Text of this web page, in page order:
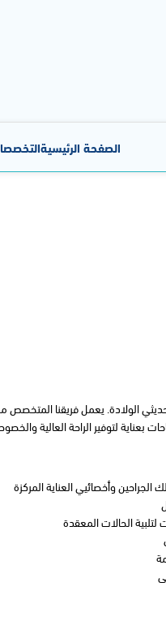
الصفحة الرئيسية
الولادة. يعمل فريقنا المتخصص من
بعناية لتوفير الراحة العالية
وأخصائيي العناية المركزة
لتلبية الحالات المعقدة